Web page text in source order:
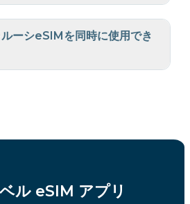
ーシeSIMを同時に使用でき
ル eSIM アプリ